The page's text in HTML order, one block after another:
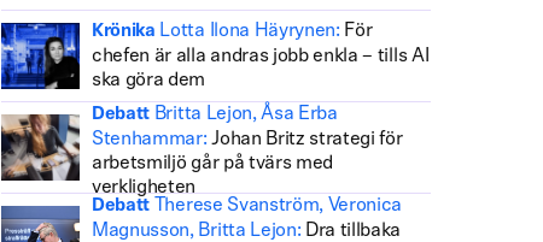
Krönika Lotta Ilona Häyrynen: För
chefen är alla andras jobb enkla – tills AI
ska göra dem
Debatt Britta Lejon, Åsa Erba
Stenhammar: Johan Britz strategi för
arbetsmiljö går på tvärs med
verkligheten
Debatt
Therese Svanström, Veronica
Magnusson, Britta Lejon: Dra tillbaka